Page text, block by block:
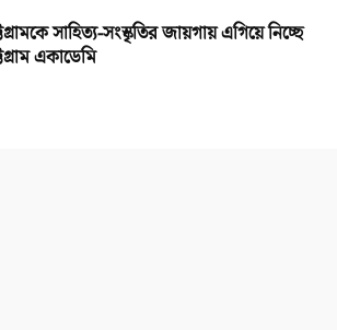
সাহিত্য-সংস্কৃতির জায়গায় এগিয়ে নিচ্ছে
একাডেমি